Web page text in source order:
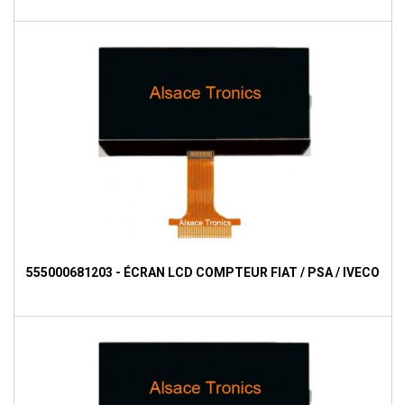
555000681203 - ÉCRAN LCD COMPTEUR FIAT / PSA / IVECO